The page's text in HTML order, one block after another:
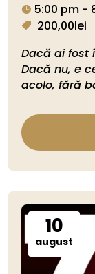
5:00 pm -
200,00lei
Dacă ai fost
Dacă nu, e
acolo, fără
10
august